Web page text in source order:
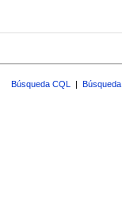
Búsqueda CQL |